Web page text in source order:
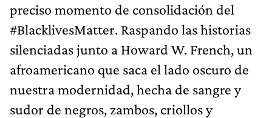
preciso momento de consolidación del
#BlacklivesMatter. Raspando las historias
silenciadas junto a Howard W. French, un
afroamericano que saca el lado oscuro de
nuestra modernidad, hecha de sangre y
sudor de negros, zambos, criollos y